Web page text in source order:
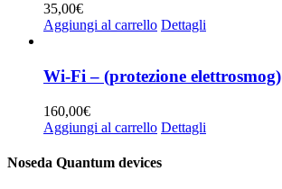
35,00€
Aggiungi al carrello Dettagli
Wi-Fi – (protezione elettrosmog)
160,00€
Aggiungi al carrello Dettagli
Noseda Quantum devices